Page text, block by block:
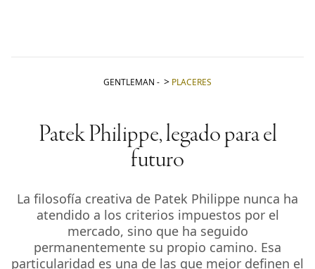
GENTLEMAN - PLACERES
Patek Philippe, legado para el
futuro
La filosofía creativa de Patek Philippe nunca ha
atendido a los criterios impuestos por el
mercado, sino que ha seguido
permanentemente su propio camino. Esa
particularidad es una de las que mejor definen el